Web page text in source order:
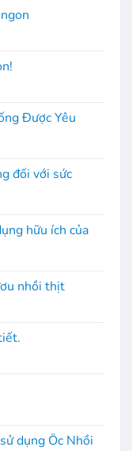
Được Yêu
đối với sức
hữu ích của
nhồi thịt
dụng Ốc Nhồi